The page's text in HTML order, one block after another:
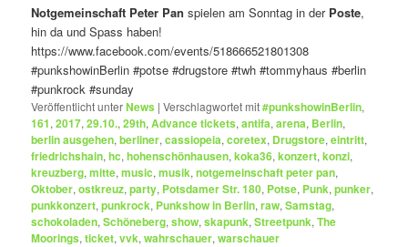
Notgemeinschaft Peter Pan spielen am Sonntag in der Poste,
hin da und Spass haben!
https://www.facebook.com/events/518666521801308
#punkshowinBerlin #potse #drugstore #twh #tommyhaus #berlin
#punkrock #sunday
Veröffentlicht unterNews |Verschlagwortet mit#punkshowinBerlin,
161,2017,29.10.,29th,Advance tickets,antifa,arena, Berlin,
berlin ausgehen,berliner,cassiopeia,coretex, Drugstore,eintritt,
friedrichshain,hc,hohenschönhausen,koka36,konzert,konzi,
kreuzberg,mitte,music,musik,notgemeinschaft peter pan,
Oktober,ostkreuz,party, Potsdamer Str. 180, Potse, Punk,punker,
punkkonzert,punkrock, Punkshow in Berlin,raw,Samstag,
schokoladen,Schöneberg,show,skapunk,Streetpunk,The
Moorings,ticket,vvk,wahrschauer,warschauer